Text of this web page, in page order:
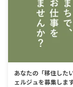
あなたの「移住した
ェルジュを募集します